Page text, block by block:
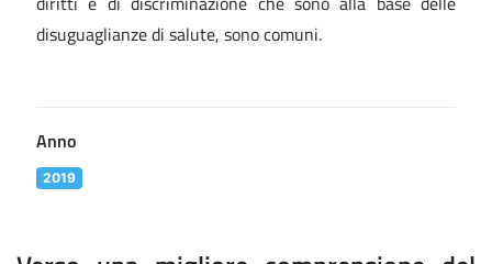
disuguaglianze di salute, sono comuni.
Anno
2019